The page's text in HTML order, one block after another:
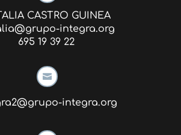
CASTRO GUINEA
integra.org
695 19 39 22

integra.org